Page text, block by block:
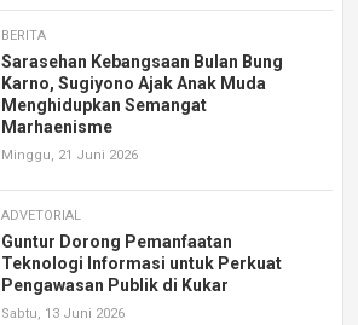
BERITA
Sarasehan Kebangsaan Bulan Bung
Karno, Sugiyono Ajak Anak Muda
Menghidupkan Semangat
Marhaenisme
Minggu, 21 Juni 2026
ADVETORIAL
Guntur Dorong Pemanfaatan
Teknologi Informasi untuk Perkuat
Pengawasan Publik di Kukar
Sabtu, 13 Juni 2026